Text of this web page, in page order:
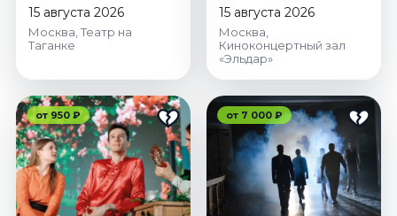
15 августа 2026
Москва, Театр на
Таганке
15 августа 2026
Москва,
Киноконцертный зал
«Эльдар»
от 950 ₽ от 7 000 ₽